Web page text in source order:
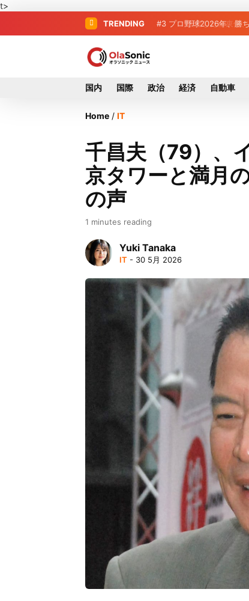
t>
TRENDING #3 プロ野球2026年、勝
国内 国際 政治 経済 自動車
Home / IT
千昌夫（79）、
京タワーと満月
の声
1 minutes reading
Yuki Tanaka
IT - 30 5月 2026